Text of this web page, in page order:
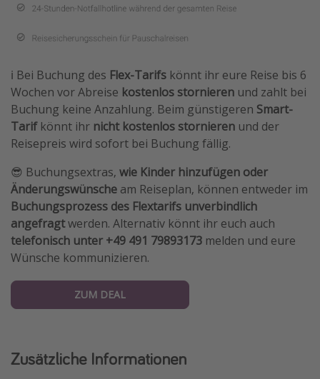
ℹ️ Bei Buchung des Flex-Tarifs könnt ihr eure Reise bis 6
Wochen vor Abreise kostenlos stornieren und zahlt bei
Buchung keine Anzahlung. Beim günstigeren Smart-
Tarifkönnt ihr nicht kostenlos stornieren und der
Reisepreis wird sofort bei Buchung fällig.
😎 Buchungsextras, wie Kinder hinzufügen oder
Änderungswünsche am Reiseplan, können entweder im
Buchungsprozess des Flextarifs unverbindlich
angefragtwerden. Alternativ könnt ihr euch auch
telefonisch unter +49 491 79893173 melden und eure
Wünsche kommunizieren.
ZUM DEAL
Zusätzliche Informationen